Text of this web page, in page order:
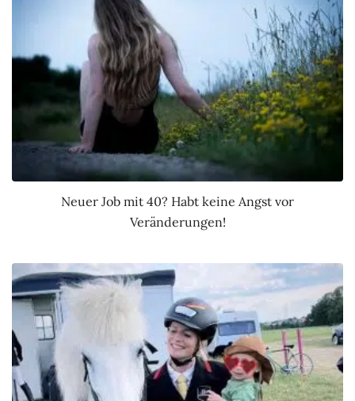
Neuer Job mit 40? Habt keine Angst vor
Veränderungen!